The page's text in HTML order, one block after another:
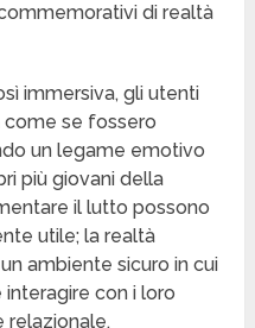
di realtà
immersiva, gli utenti
come se fossero
un legame emotivo
più giovani della
il lutto possono
utile; la realtà
ambiente sicuro in cui
con i loro
relazionale.